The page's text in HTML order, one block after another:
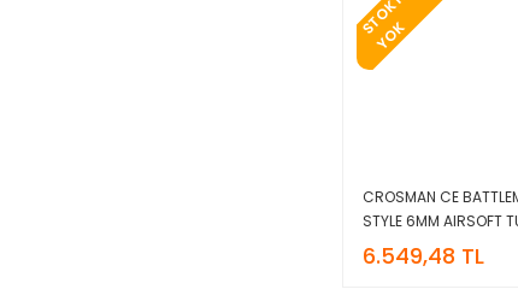
S
K
CROSMAN CE
STYLE 6MM AIRSOFT
6.549,48 TL